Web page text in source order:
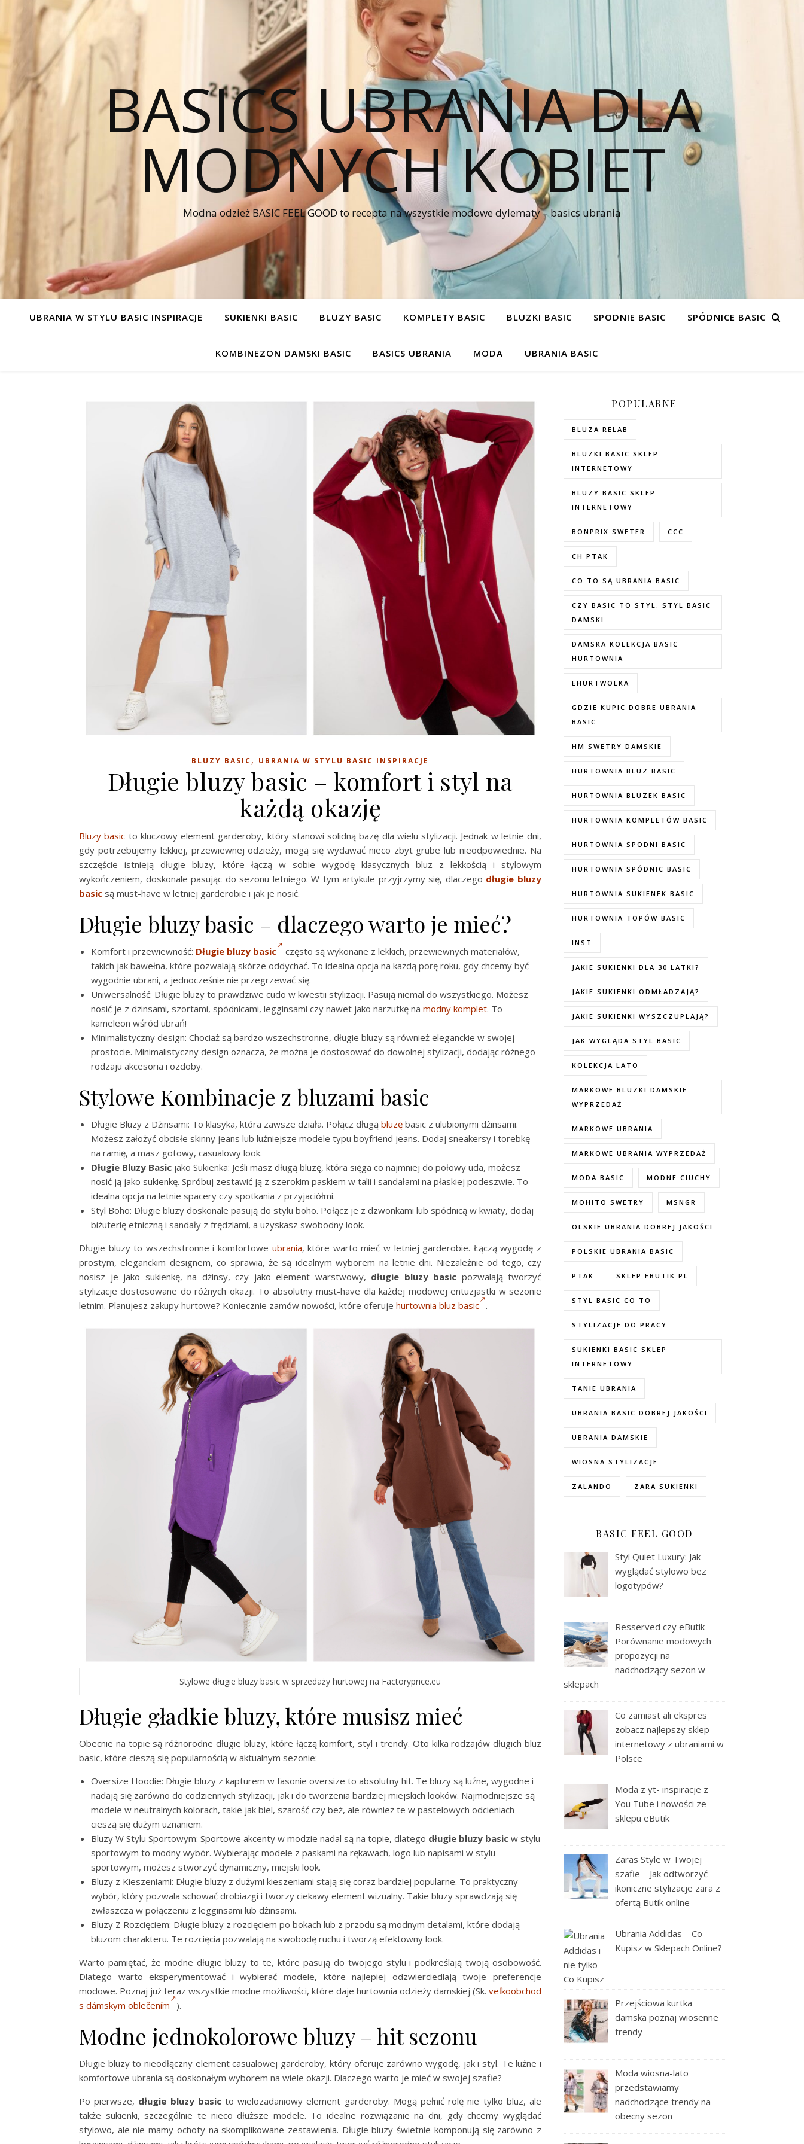
BASICS UBRANIA DLA
MODNYCH KOBIET
Modna odzież BASIC FEEL GOOD to recepta na wszystkie modowe dylematy – basics ubrania
UBRANIA W STYLU BASIC INSPIRACJE SUKIENKI BASIC BLUZY BASIC KOMPLETY BASIC BLUZKI BASIC SPODNIE BASIC SPÓDNICE BASIC
KOMBINEZON DAMSKI BASIC BASICS UBRANIA MODA UBRANIA BASIC
BLUZY BASIC, UBRANIA W STYLU BASIC INSPIRACJE
Długie bluzy basic – komfort i styl na
każdą okazję
Bluzy basic to kluczowy element garderoby, który stanowi solidną bazę dla wielu stylizacji. Jednak w letnie dni,
gdy potrzebujemy lekkiej, przewiewnej odzieży, mogą się wydawać nieco zbyt grube lub nieodpowiednie. Na
szczęście istnieją długie bluzy, które łączą w sobie wygodę klasycznych bluz z lekkością i stylowym
wykończeniem, doskonale pasując do sezonu letniego. W tym artykule przyjrzymy się, dlaczego długie bluzy
basic są must-have w letniej garderobie i jak je nosić.
Długie bluzy basic – dlaczego warto je mieć?
Komfort i przewiewność: Długie bluzy basic
często są wykonane z lekkich, przewiewnych materiałów,
takich jak bawełna, które pozwalają skórze oddychać. To idealna opcja na każdą porę roku, gdy chcemy być
wygodnie ubrani, a jednocześnie nie przegrzewać się.
Uniwersalność: Długie bluzy to prawdziwe cudo w kwestii stylizacji. Pasują niemal do wszystkiego. Możesz
nosić je z dżinsami, szortami, spódnicami, legginsami czy nawet jako narzutkę na modny komplet. To
kameleon wśród ubrań!
Minimalistyczny design: Chociaż są bardzo wszechstronne, długie bluzy są również eleganckie w swojej
prostocie. Minimalistyczny design oznacza, że można je dostosować do dowolnej stylizacji, dodając różnego
rodzaju akcesoria i ozdoby.
Stylowe Kombinacje z bluzami basic
Długie Bluzy z Dżinsami: To klasyka, która zawsze działa. Połącz długą bluzę basic z ulubionymi dżinsami.
Możesz założyć obcisłe skinny jeans lub luźniejsze modele typu boyfriend jeans. Dodaj sneakersy i torebkę
na ramię, a masz gotowy, casualowy look.
Długie Bluzy Basic jako Sukienka: Jeśli masz długą bluzę, która sięga co najmniej do połowy uda, możesz
nosić ją jako sukienkę. Spróbuj zestawić ją z szerokim paskiem w talii i sandałami na płaskiej podeszwie. To
idealna opcja na letnie spacery czy spotkania z przyjaciółmi.
Styl Boho: Długie bluzy doskonale pasują do stylu boho. Połącz je z dzwonkami lub spódnicą w kwiaty, dodaj
biżuterię etniczną i sandały z frędzlami, a uzyskasz swobodny look.
Długie bluzy to wszechstronne i komfortowe ubrania, które warto mieć w letniej garderobie. Łączą wygodę z
prostym, eleganckim designem, co sprawia, że są idealnym wyborem na letnie dni. Niezależnie od tego, czy
nosisz je jako sukienkę, na dżinsy, czy jako element warstwowy, długie bluzy basic pozwalają tworzyć
stylizacje dostosowane do różnych okazji. To absolutny must-have dla każdej modowej entuzjastki w sezonie
letnim. Planujesz zakupy hurtowe? Koniecznie zamów nowości, które oferuje hurtownia bluz basic .
Stylowe długie bluzy basic w sprzedaży hurtowej na Factoryprice.eu
Długie gładkie bluzy, które musisz mieć
Obecnie na topie są różnorodne długie bluzy, które łączą komfort, styl i trendy. Oto kilka rodzajów długich bluz
basic, które cieszą się popularnością w aktualnym sezonie:
Oversize Hoodie: Długie bluzy z kapturem w fasonie oversize to absolutny hit. Te bluzy są luźne, wygodne i
nadają się zarówno do codziennych stylizacji, jak i do tworzenia bardziej miejskich looków. Najmodniejsze są
modele w neutralnych kolorach, takie jak biel, szarość czy beż, ale również te w pastelowych odcieniach
cieszą się dużym uznaniem.
Bluzy W Stylu Sportowym: Sportowe akcenty w modzie nadal są na topie, dlatego długie bluzy basic w stylu
sportowym to modny wybór. Wybierając modele z paskami na rękawach, logo lub napisami w stylu
sportowym, możesz stworzyć dynamiczny, miejski look.
Bluzy z Kieszeniami: Długie bluzy z dużymi kieszeniami stają się coraz bardziej popularne. To praktyczny
wybór, który pozwala schować drobiazgi i tworzy ciekawy element wizualny. Takie bluzy sprawdzają się
zwłaszcza w połączeniu z legginsami lub dżinsami.
Bluzy Z Rozcięciem: Długie bluzy z rozcięciem po bokach lub z przodu są modnym detalami, które dodają
bluzom charakteru. Te rozcięcia pozwalają na swobodę ruchu i tworzą efektowny look.
Warto pamiętać, że modne długie bluzy to te, które pasują do twojego stylu i podkreślają twoją osobowość.
Dlatego warto eksperymentować i wybierać modele, które najlepiej odzwierciedlają twoje preferencje
modowe. Poznaj już teraz wszystkie modne możliwości, które daje hurtownia odzieży damskiej (Sk. veľkoobchod
s dámskym oblečením
).
Modne jednokolorowe bluzy – hit sezonu
Długie bluzy to nieodłączny element casualowej garderoby, który oferuje zarówno wygodę, jak i styl. Te luźne i
komfortowe ubrania są doskonałym wyborem na wiele okazji. Dlaczego warto je mieć w swojej szafie?
Po pierwsze, długie bluzy basicto wielozadaniowy element garderoby. Mogą pełnić rolę nie tylko bluz, ale
także sukienki, szczególnie te nieco dłuższe modele. To idealne rozwiązanie na dni, gdy chcemy wyglądać
stylowo, ale nie mamy ochoty na skomplikowane zestawienia. Długie bluzy świetnie komponują się zarówno z
POPULARNE
BLUZA RELAB
BLUZKI BASIC SKLEP
INTERNETOWY
BLUZY BASIC SKLEP
INTERNETOWY
BONPRIX SWETER CCC
CH PTAK
CO TO SĄ UBRANIA BASIC
CZY BASIC TO STYL. STYL BASIC
DAMSKI
DAMSKA KOLEKCJA BASIC
HURTOWNIA
EHURTWOLKA
GDZIE KUPIC DOBRE UBRANIA
BASIC
HM SWETRY DAMSKIE
HURTOWNIA BLUZ BASIC
HURTOWNIA BLUZEK BASIC
HURTOWNIA KOMPLETÓW BASIC
HURTOWNIA SPODNI BASIC
HURTOWNIA SPÓDNIC BASIC
HURTOWNIA SUKIENEK BASIC
HURTOWNIA TOPÓW BASIC
INST
JAKIE SUKIENKI DLA 30 LATKI?
JAKIE SUKIENKI ODMŁADZAJĄ?
JAKIE SUKIENKI WYSZCZUPLAJĄ?
JAK WYGLĄDA STYL BASIC
KOLEKCJA LATO
MARKOWE BLUZKI DAMSKIE
WYPRZEDAŻ
MARKOWE UBRANIA
MARKOWE UBRANIA WYPRZEDAŻ
MODA BASIC MODNE CIUCHY
MOHITO SWETRY MSNGR
OLSKIE UBRANIA DOBREJ JAKOŚCI
POLSKIE UBRANIA BASIC
PTAK SKLEP EBUTIK.PL
STYL BASIC CO TO
STYLIZACJE DO PRACY
SUKIENKI BASIC SKLEP
INTERNETOWY
TANIE UBRANIA
UBRANIA BASIC DOBREJ JAKOŚCI
UBRANIA DAMSKIE
WIOSNA STYLIZACJE
ZALANDO ZARA SUKIENKI
BASIC FEEL GOOD
Styl Quiet Luxury: Jak
wyglądać stylowo bez
logotypów?
Resserved czy eButik
Porównanie modowych
propozycji na
nadchodzący sezon w
sklepach
Co zamiast ali ekspres
zobacz najlepszy sklep
internetowy z ubraniami w
Polsce
Moda z yt- inspiracje z
You Tube i nowości ze
sklepu eButik
Zaras Style w Twojej
szafie – Jak odtworzyć
ikoniczne stylizacje zara z
ofertą Butik online
Ubrania Addidas – Co
Kupisz w Sklepach Online?
Przejściowa kurtka
damska poznaj wiosenne
trendy
Moda wiosna-lato
przedstawiamy
nadchodzące trendy na
obecny sezon